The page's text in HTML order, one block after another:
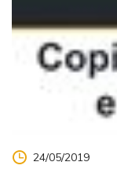
24/05/2019